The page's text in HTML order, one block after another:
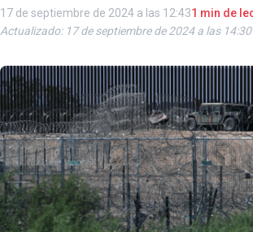
17 de septiembre de 2024 a las 12:431 min de
Actualizado: 17 de septiembre de 2024 a las 14:30